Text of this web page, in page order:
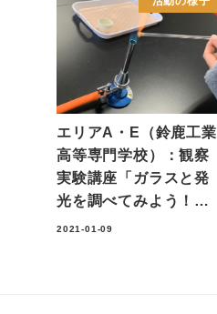
エリアA・E（鈴鹿工業
高等専門学校）：観察
実験講座「ガラスと発
光を調べてみよう！…
2021-01-09